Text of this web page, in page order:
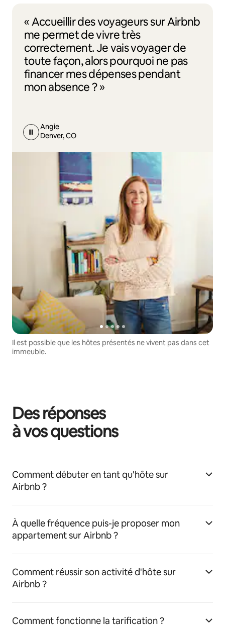
« Accueillir des voyageurs sur Airbnb
me permet de vivre très
correctement. Je vais voyager de
toute façon, alors pourquoi ne pas
financer mes dépenses pendant
mon absence ? »
Angie
Denver, CO
Il est possible que les hôtes présentés ne vivent pas dans cet
immeuble.
Des réponses
à vos questions
Comment débuter en tant qu'hôte sur
Airbnb ?
À quelle fréquence puis-je proposer mon
appartement sur Airbnb ?
Comment réussir son activité d'hôte sur
Airbnb ?
Comment fonctionne la tarification ?